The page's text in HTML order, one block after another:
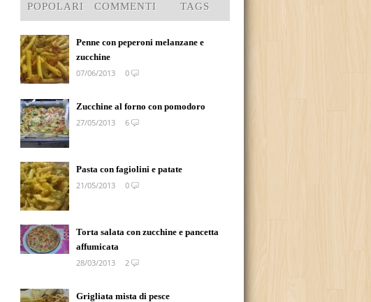
POPOLARI COMMENTI TAGS
Penne con peperoni melanzane e
zucchine
07/06/2013
0
Zucchine al forno con pomodoro
27/05/2013
6
Pasta con fagiolini e patate
21/05/2013
0
Torta salata con zucchine e pancetta
affumicata
28/03/2013
2
Grigliata mista di pesce